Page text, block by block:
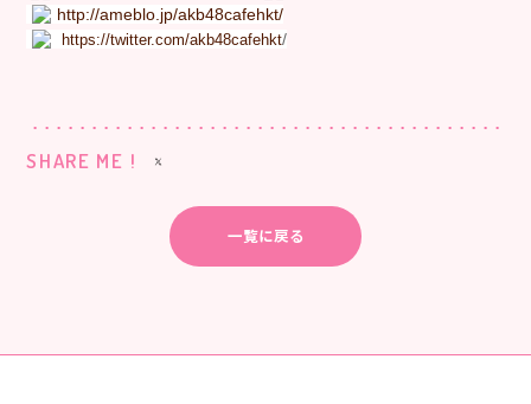
http://ameblo.jp/akb48cafehkt/
https://twitter.com/akb48cafehkt/
SHARE ME !
一覧に戻る